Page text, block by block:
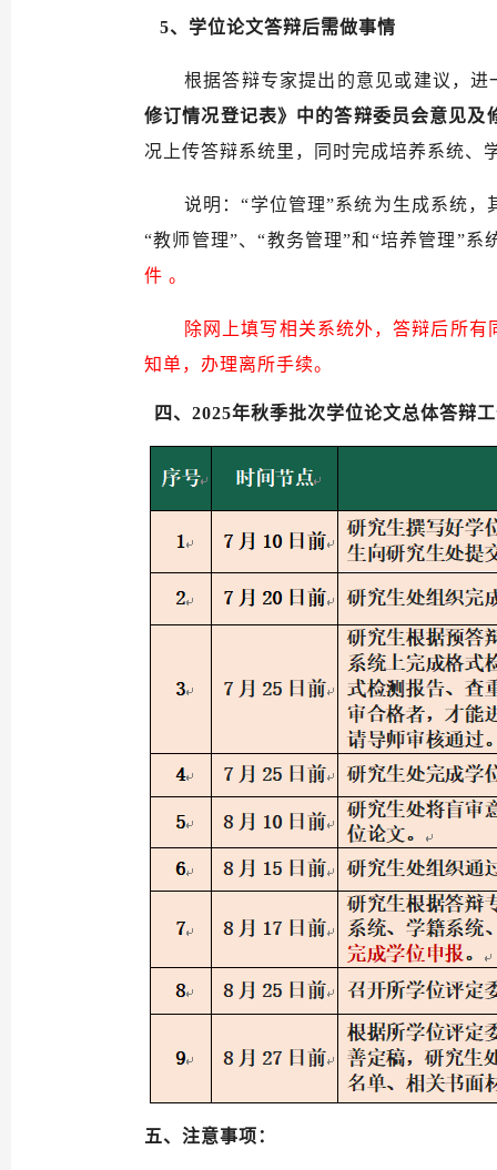
5、 学位论文答辩后需做事情
根据答辩专家提出的意见或建议，
修订情况登记表》中的答辩委员会意见及
况上传答辩系统里，
同时完成培养系统、
说明：“学位管理”系统为生成系统
“教师管理”、“教务管理”和“培养管理”
件 。
除网上填写相关系统外，答辩后所
知单，办理离所手续。
四、2025年秋季批次学位论文总体答辩
五、注意事项：